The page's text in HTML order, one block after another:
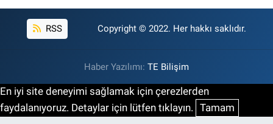
RSS Copyright © 2022. Her hakkı saklıdır.
Haber Yazılımı: TE Bilişim
En iyi site deneyimi sağlamak için çerezlerden
faydalanıyoruz. Detaylar için lütfen tıklayın. Tamam